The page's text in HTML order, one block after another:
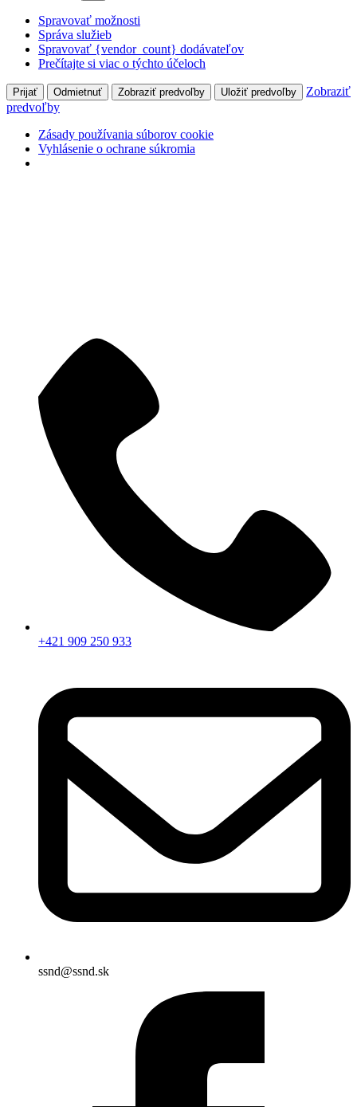
Spravovať možnosti
Správa služieb
Spravovať {vendor_count} dodávateľov
Prečítajte si viac o týchto účeloch
Prijať Odmietnuť Zobraziť predvoľby Uložiť predvoľby
Zobraziť
predvoľby
Zásady používania súborov cookie
Vyhlásenie o ochrane súkromia
+421 909 250 933
ssnd@ssnd.sk